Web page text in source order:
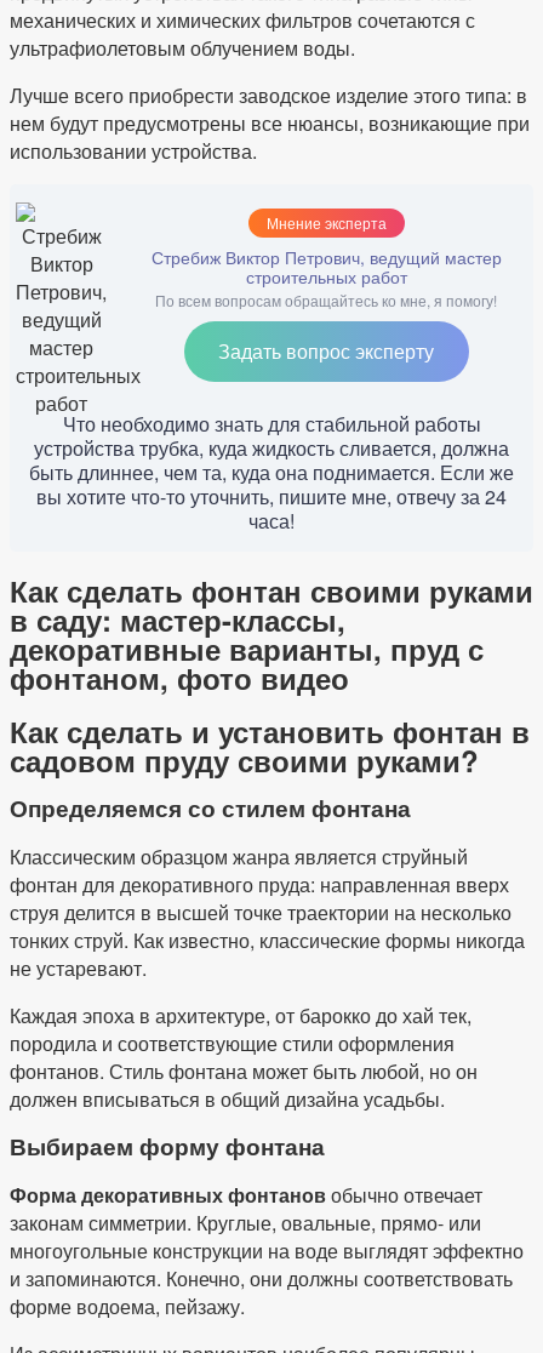
механических и химических фильтров сочетаются с
ультрафиолетовым облучением воды.
Лучше всего приобрести заводское изделие этого типа: в
нем будут предусмотрены все нюансы, возникающие при
использовании устройства.
Мнение эксперта
Стребиж Виктор Петрович, ведущий мастер
строительных работ
По всем вопросам обращайтесь ко мне, я помогу!
Задать вопрос эксперту
Что необходимо знать для стабильной работы
устройства трубка, куда жидкость сливается, должна
быть длиннее, чем та, куда она поднимается. Если же
вы хотите что-то уточнить, пишите мне, отвечу за 24
часа!
Как сделать фонтан своими руками
в саду: мастер-классы,
декоративные варианты, пруд с
фонтаном, фото видео
Как сделать и установить фонтан в
садовом пруду своими руками?
Определяемся со стилем фонтана
Классическим образцом жанра является струйный
фонтан для декоративного пруда: направленная вверх
струя делится в высшей точке траектории на несколько
тонких струй. Как известно, классические формы никогда
не устаревают.
Каждая эпоха в архитектуре, от барокко до хай тек,
породила и соответствующие стили оформления
фонтанов. Стиль фонтана может быть любой, но он
должен вписываться в общий дизайна усадьбы.
Выбираем форму фонтана
Форма декоративных фонтановобычно отвечает
законам симметрии. Круглые, овальные, прямо- или
многоугольные конструкции на воде выглядят эффектно
и запоминаются. Конечно, они должны соответствовать
форме водоема, пейзажу.